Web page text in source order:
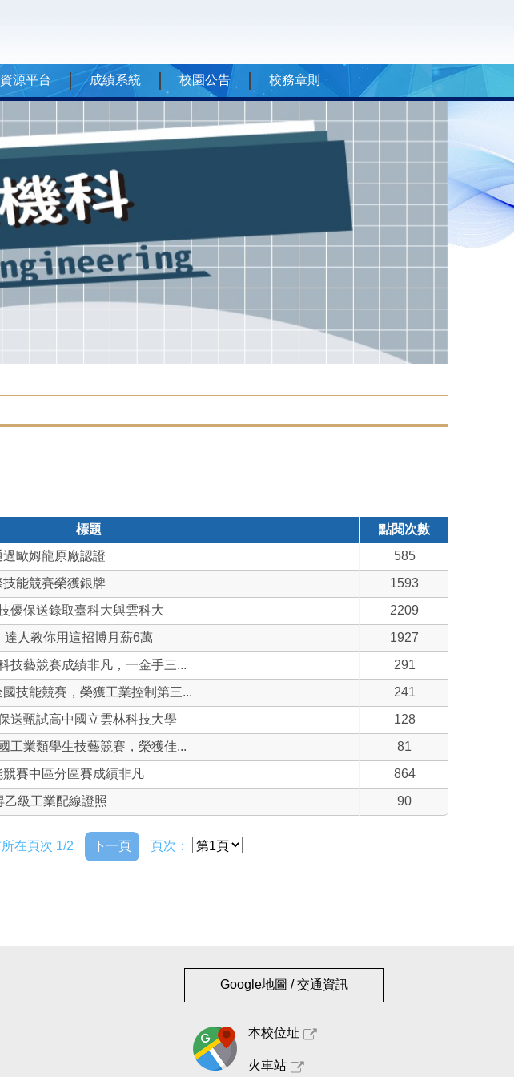
資源平台 成績系統 校園公告 校務章則
標題
點閱次數
歐姆龍原廠認證
585
能競賽榮獲銀牌
1593
優保送錄取臺科大與雲科大
2209
達人教你用這招博月薪6萬
1927
技藝競賽成績非凡，一金手三...
291
技能競賽，榮獲工業控制第三...
241
送甄試高中國立雲林科技大學
128
工業類學生技藝競賽，榮獲佳...
81
賽中區分區賽成績非凡
864
級工業配線證照 90
所在頁次 1/2 下一頁 頁次：
Google地圖 / 交通資訊
本校位址
火車站